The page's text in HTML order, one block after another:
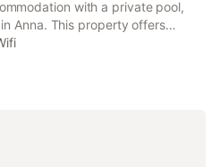
with a private pool,
Anna. This property offers
parking and free WiFi.